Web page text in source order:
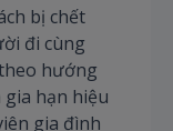
bị chết
đi cùng
hướng
gia hạn hiệu
gia đình